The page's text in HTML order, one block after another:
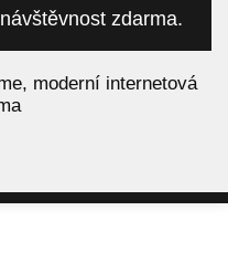
zdarma.
moderní internetová